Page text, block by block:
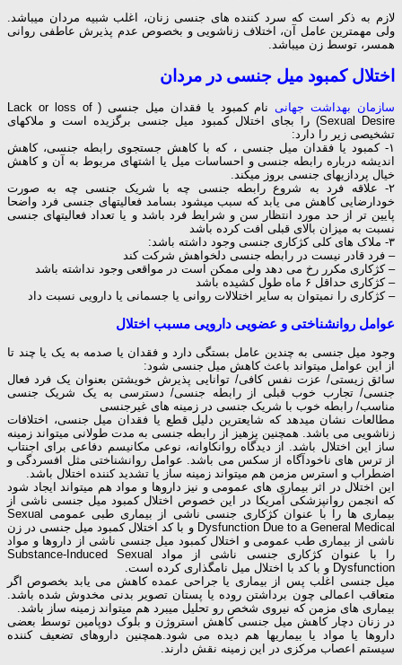
لازم به ذکر است که سرد کننده های جنسی زنان، اغلب شبیه مردان میباشد.
ولی مهمترین عامل آن، اختلاف زناشویی و بخصوص عدم پذیرش عاطفی روانی
همسر، توسط زن میباشد.
اختلال کمبود میل جنسی در مردان
سازمان بهداشت جهانی
نام کمبود یا فقدان میل جنسی ( Lack or loss of
Sexual Desire) را بجای اختلال کمبود میل جنسی برگزیده است و ملاکهای
تشخیصی زیر را دارد:
۱- کمبود یا فقدان میل جنسی ، که با کاهش جستجوی رابطه جنسی، کاهش
اندیشه درباره رابطه جنسی و احساسات میل یا اشتهای مربوط به آن و کاهش
خیال پردازیهای جنسی بروز میکند.
۲- علاقه فرد به شروع رابطه جنسی چه با شریک جنسی چه به صورت
خودارضایی کاهش می یابد که سبب میشود بسامد فعالیتهای جنسی فرد واضحا
پایین تر از حد مورد انتظار سن و شرایط فرد باشد و یا تعداد فعالیتهای جنسی
نسبت به میزان بالای قبلی افت کرده باشد
۳- ملاک های کلی کژکاری جنسی وجود داشته باشد:
– فرد قادر نیست در رابطه جنسی دلخواهش شرکت کند
– کژکاری مکرر رخ می دهد ولی ممکن است در مواقعی وجود نداشته باشد
– کژکاری حداقل ۶ ماه طول کشیده باشد
– کژکاری را نمیتوان به سایر اختلالات روانی یا جسمانی یا دارویی نسبت داد
عوامل روانشناختی و عضویی دارویی مسبب اختلال
وجود میل جنسی به چندین عامل بستگی دارد و فقدان یا صدمه به یک یا چند تا
از این عوامل میتواند باعث کاهش میل جنسی شود:
سائق زیستی/ عزت نفس کافی/ توانایی پذیرش خویشتن بعنوان یک فرد فعال
جنسی/ تجارب خوب قبلی از رابطه جنسی/ دسترسی به یک شریک جنسی
مناسب/ رابطه خوب با شریک جنسی در زمینه های غیرجنسی
مطالعات نشان میدهد که شایعترین دلیل قطع یا فقدان میل جنسی، اختلافات
زناشویی می باشد. همچنین پزهیز از رابطه جنسی به مدت طولانی میتواند زمینه
ساز این اختلال باشد. از دیدگاه روانکاوانه، نوعی مکانیسم دفاعی برای اجنتاب
از ترس های ناخودآگاه از سکس می باشد. عوامل روانشناختی مثل افسردگی و
اضطراب و استرس مزمن هم میتواند زمینه ساز یا تشدید کننده اختلال باشد.
این اختلال در اثر بیماری های عمومی و نیز داروها و مواد هم میتواند ایجاد شود
که انجمن روانپزشکی آمریکا در این خصوص اختلال کمبود میل جنسی ناشی از
بیماری ها را با عنوان کژکاری جنسی ناشی از بیماری طبی عمومی Sexual
Dysfunction Due to a General Medical و با کد اختلال کمبود میل جنسی در زن
ناشی از بیماری طب عمومی و اختلال کمبود میل جنسی ناشی از داروها و مواد
را با عنوان کژکاری جنسی ناشی از مواد Substance-Induced Sexual
Dysfunction و با کد با اختلال میل نامگذاری کرده است.
میل جنسی اغلب پس از بیماری یا جراحی عمده کاهش می یابد بخصوص اگر
متعاقب اعمالی چون برداشتن روده یا پستان تصویر بدنی مخدوش شده باشد.
بیماری های مزمن که نیروی شخص رو تحلیل میبرد هم میتواند زمینه ساز باشد.
در زنان دچار کاهش میل جنسی کاهش استروژن و بلوک دوپامین توسط بعضی
داروها یا مواد یا بیماریها هم دیده می شود.همچنین داروهای تضعیف کننده
سیستم اعصاب مرکزی در این زمینه نقش دارند.